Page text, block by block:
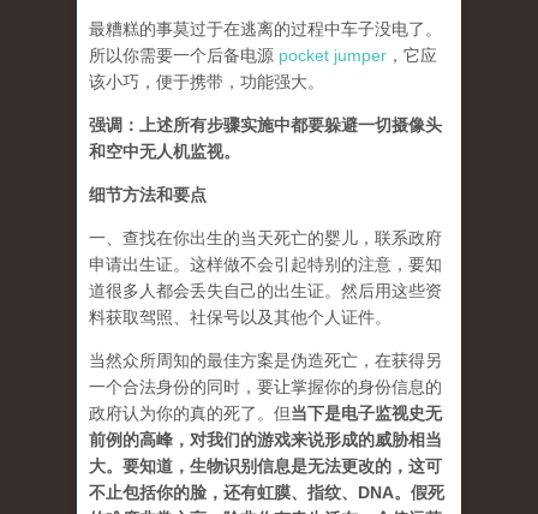
最糟糕的事莫过于在逃离的过程中车子没电了。
所以你需要一个后备电源 pocket jumper ，它应
该小巧，便于携带，功能强大。
强调：上述所有步骤实施中都要躲避一切摄像头
和空中无人机监视。
细节方法和要点
一、查找在你出生的当天死亡的婴儿，联系政府
申请出生证。这样做不会引起特别的注意，要知
道很多人都会丢失自己的出生证。然后用这些资
料获取驾照、社保号以及其他个人证件。
当然众所周知的最佳方案是伪造死亡，在获得另
一个合法身份的同时，要让掌握你的身份信息的
政府认为你的真的死了。但当下是电子监视史无
前例的高峰，对我们的游戏来说形成的威胁相当
大。要知道，生物识别信息是无法更改的，这可
不止包括你的脸，还有虹膜、指纹、DNA。假死